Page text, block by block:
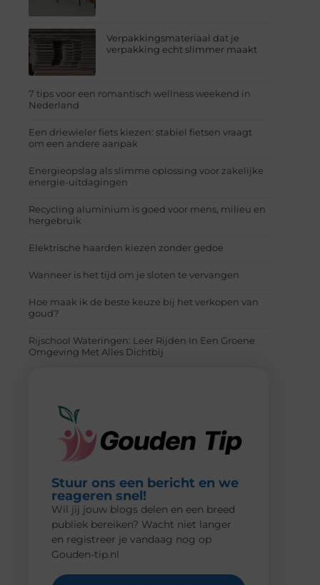
Verpakkingsmateriaal dat je
verpakking echt slimmer maakt
7 tips voor een romantisch wellness weekend in
Nederland
Een driewieler fiets kiezen: stabiel fietsen vraagt
om een andere aanpak
Energieopslag als slimme oplossing voor zakelijke
energie-uitdagingen
Recycling aluminium is goed voor mens, milieu en
hergebruik
Elektrische haarden kiezen zonder gedoe
Wanneer is het tijd om je sloten te vervangen
Hoe maak ik de beste keuze bij het verkopen van
goud?
Rijschool Wateringen: Leer Rijden In Een Groene
Omgeving Met Alles Dichtbij
Stuur ons een bericht en we
reageren snel!
Wil jij jouw blogs delen en een breed
publiek bereiken? Wacht niet langer
en registreer je vandaag nog op
Gouden-tip.nl